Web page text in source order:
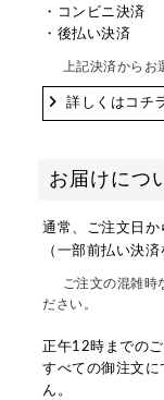
・コンビニ決済
・後払い決済
上記決済からお
詳しくはコチ
お届けにつ
通常、ご注文日か
（一部前払い決済
ご注文の混雑時
ださい。
正午12時までの
すべての御注文
ん。